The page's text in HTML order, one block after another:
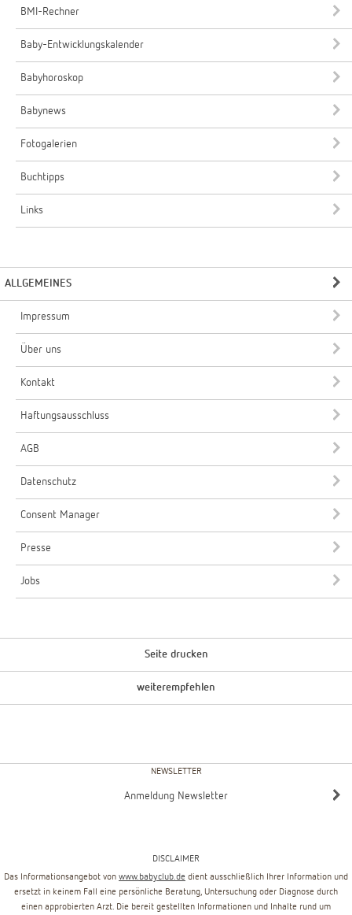
BMI-Rechner
Baby-Entwicklungskalender
Babyhoroskop
Babynews
Fotogalerien
Buchtipps
Links
ALLGEMEINES
Impressum
Über uns
Kontakt
Haftungsausschluss
AGB
Datenschutz
Consent Manager
Presse
Jobs
Seite drucken
weiterempfehlen
NEWSLETTER
Anmeldung Newsletter
DISCLAIMER
Das Informationsangebot von www.babyclub.de dient ausschließlich Ihrer Information und
ersetzt in keinem Fall eine persönliche Beratung, Untersuchung oder Diagnose durch
einen approbierten Arzt. Die bereit gestellten Informationen und Inhalte rund um